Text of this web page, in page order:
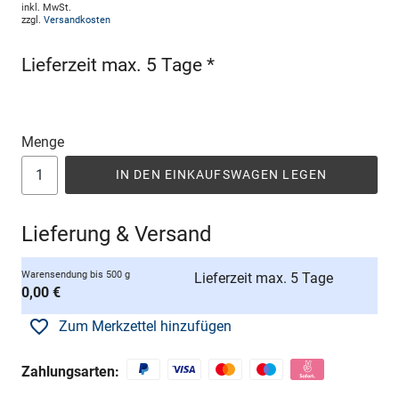
inkl. MwSt.
zzgl. Versandkosten
Lieferzeit max. 5 Tage *
Menge
IN DEN EINKAUFSWAGEN LEGEN
Lieferung & Versand
Warensendung bis 500 g
0,00 €
Lieferzeit max. 5 Tage
Zum Merkzettel hinzufügen
Zahlungsarten: